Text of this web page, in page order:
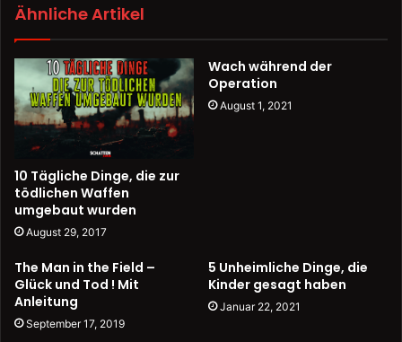
Ähnliche Artikel
10 Tägliche Dinge, die zur
tödlichen Waffen
umgebaut wurden
August 29, 2017
Wach während der
Operation
August 1, 2021
The Man in the Field –
Glück und Tod ! Mit
Anleitung
September 17, 2019
5 Unheimliche Dinge, die
Kinder gesagt haben
Januar 22, 2021